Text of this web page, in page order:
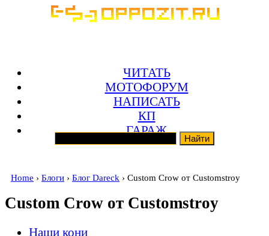
ЧИТАТЬ
МОТОФОРУМ
НАПИСАТЬ
КП
ГАРАЖ
Home › Блоги › Блог Dareck › Custom Crow от Customstroy
Custom Crow от Customstroy
Наши кони